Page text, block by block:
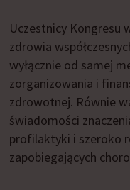
Uczestnicy Kongresu
zdrowia
wyłącznie od samej
zorganizowania i
zdrowotnej. Równie
świadomości
profilaktyki i szeroko
zapobiegających